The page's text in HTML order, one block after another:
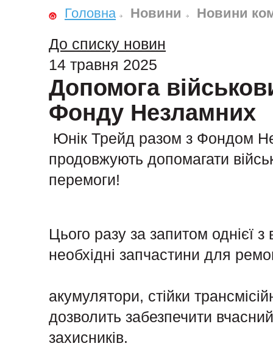
Головна Новини Новини
До списку новин
14 травня 2025
Допомога
Фонду Незламних
Юнік Трейд разом з Фондом
продовжують допомагати
перемоги!
Цього разу за запитом однієї
необхідні запчастини для
акумулятори, стійки
дозволить забезпечити
захисників.